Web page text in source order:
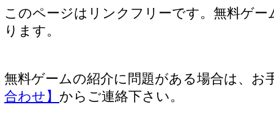
このページはリンクフリーです。無料ゲー
ります。
無料ゲームの紹介に問題がある場合は、お
合わせ】 からご連絡下さい。